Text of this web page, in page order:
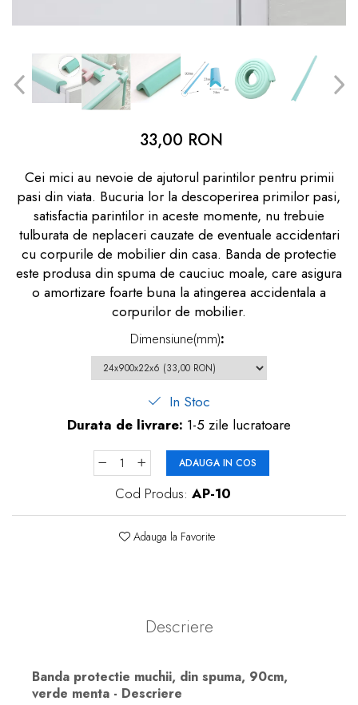
Igiena copii
33,00 RON
Cei mici au nevoie de ajutorul parintilor pentru primii
pasi din viata. Bucuria lor la descoperirea primilor pasi,
satisfactia parintilor in aceste momente, nu trebuie
tulburata de neplaceri cauzate de eventuale accidentari
cu corpurile de mobilier din casa. Banda de protectie
este produsa din spuma de cauciuc moale, care asigura
o amortizare foarte buna la atingerea accidentala a
corpurilor de mobilier.
Dimensiune(mm):
In Stoc
Durata de livrare: 1-5 zile lucratoare
ADAUGA IN COS
Cod Produs: AP-10
Adauga la Favorite
Descriere
Banda protectie muchii, din spuma, 90cm,
verde menta - Descriere